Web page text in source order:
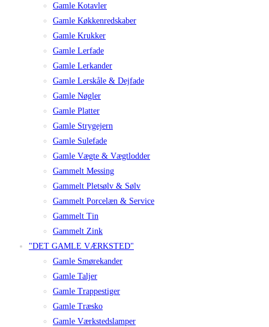
Gamle Kotavler
Gamle Køkkenredskaber
Gamle Krukker
Gamle Lerfade
Gamle Lerkander
Gamle Lerskåle & Dejfade
Gamle Nøgler
Gamle Platter
Gamle Strygejern
Gamle Sulefade
Gamle Vægte & Vægtlodder
Gammelt Messing
Gammelt Pletsølv & Sølv
Gammelt Porcelæn & Service
Gammelt Tin
Gammelt Zink
"DET GAMLE VÆRKSTED"
Gamle Smørekander
Gamle Taljer
Gamle Trappestiger
Gamle Træsko
Gamle Værkstedslamper